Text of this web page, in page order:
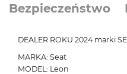
Bezpieczeństwo
DEALER ROKU 2024 marki
MARKA: Seat
MODEL: Leon